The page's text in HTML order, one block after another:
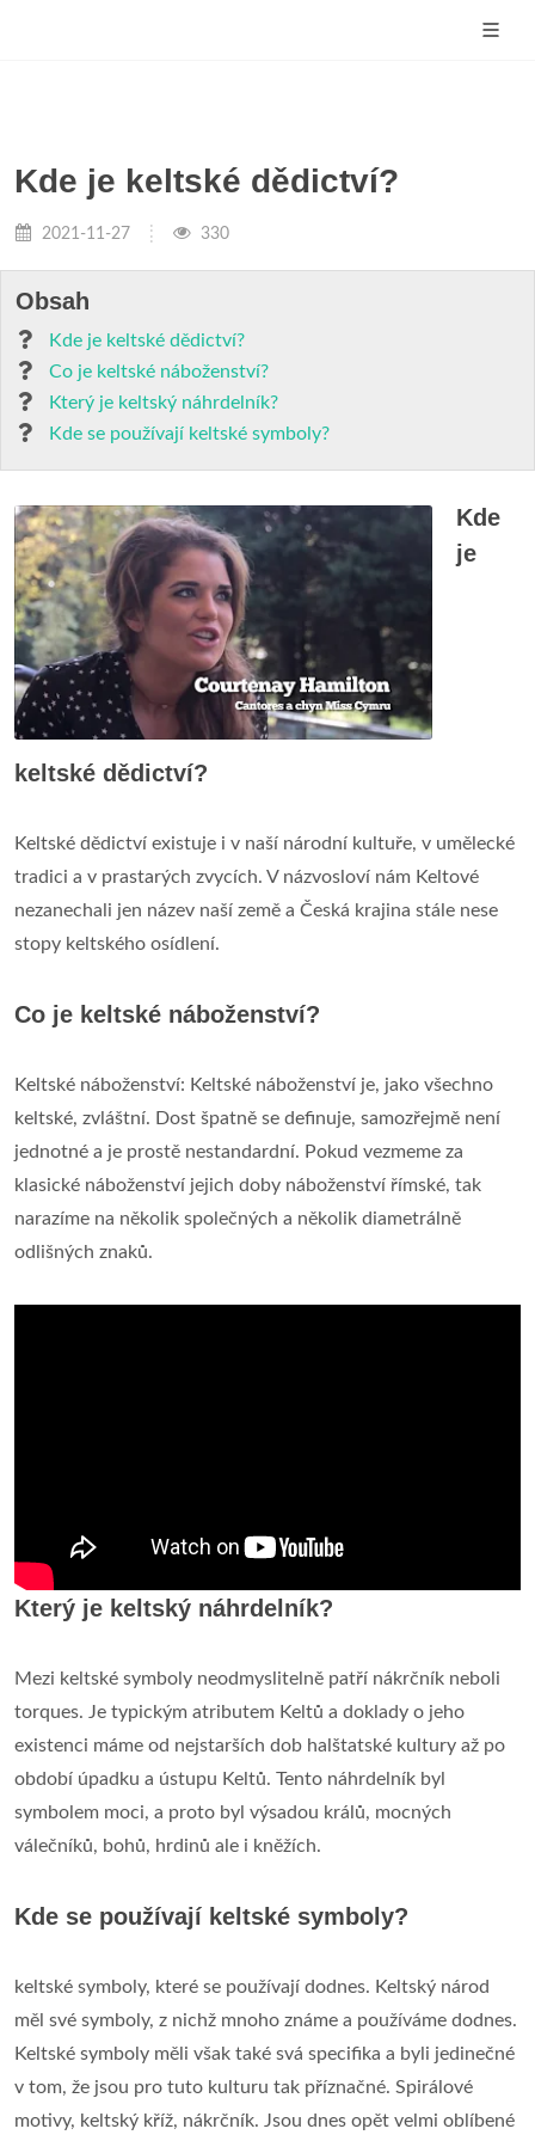
Kde je keltské dědictví?
2021-11-27 330
Obsah
Kde je keltské dědictví?
Co je keltské náboženství?
Který je keltský náhrdelník?
Kde se používají keltské symboly?
Kde
je
keltské dědictví?
Keltské dědictví existuje i v naší národní kultuře, v umělecké
tradici a v prastarých zvycích. V názvosloví nám Keltové
nezanechali jen název naší země a Česká krajina stále nese
stopy keltského osídlení.
Co je keltské náboženství?
Keltské náboženství: Keltské náboženství je, jako všechno
keltské, zvláštní. Dost špatně se definuje, samozřejmě není
jednotné a je prostě nestandardní. Pokud vezmeme za
klasické náboženství jejich doby náboženství římské, tak
narazíme na několik společných a několik diametrálně
odlišných znaků.
Který je keltský náhrdelník?
Mezi keltské symboly neodmyslitelně patří nákrčník neboli
torques. Je typickým atributem Keltů a doklady o jeho
existenci máme od nejstarších dob halštatské kultury až po
období úpadku a ústupu Keltů. Tento náhrdelník byl
symbolem moci, a proto byl výsadou králů, mocných
válečníků, bohů, hrdinů ale i kněžích.
Kde se používají keltské symboly?
keltské symboly, které se používají dodnes. Keltský národ
měl své symboly, z nichž mnoho známe a používáme dodnes.
Keltské symboly měli však také svá specifika a byli jedinečné
v tom, že jsou pro tuto kulturu tak příznačné. Spirálové
motivy, keltský kříž, nákrčník. Jsou dnes opět velmi oblíbené